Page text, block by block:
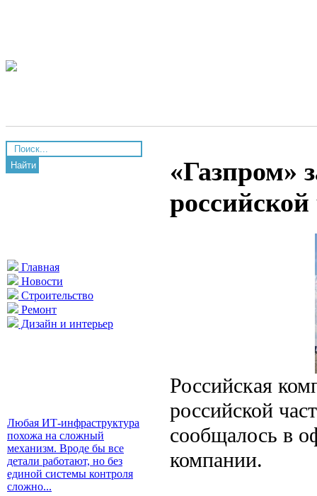
Найти
Главная
Новости
Строительство
Ремонт
Дизайн и интерьер
Любая ИТ-инфраструктура
похожа на сложный
механизм. Вроде бы все
детали работают, но без
единой системы контроля
сложно...
«Газпром»
Российская
российской
сообщалось в
компании.